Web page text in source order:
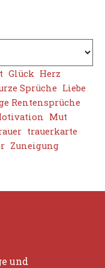
Glück Herz
Sprüche Liebe
Rentensprüche
Mut
trauerkarte
Zuneigung
und